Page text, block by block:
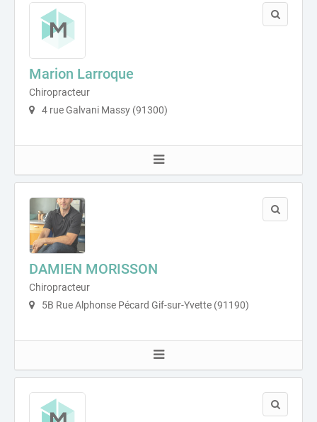
Marion Larroque
Chiropracteur
4 rue Galvani Massy (91300)
DAMIEN MORISSON
Chiropracteur
5B Rue Alphonse Pécard Gif-sur-Yvette (91190)